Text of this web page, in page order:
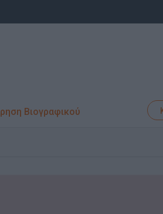
Βιογραφικού